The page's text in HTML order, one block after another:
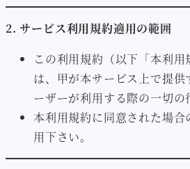
2. サービス利用規約適用の範囲
この利用規約（以下「本利用
は、甲が本サービス上で提
ーザーが利用する際の一切の
本利用規約に同意された場
用下さい。